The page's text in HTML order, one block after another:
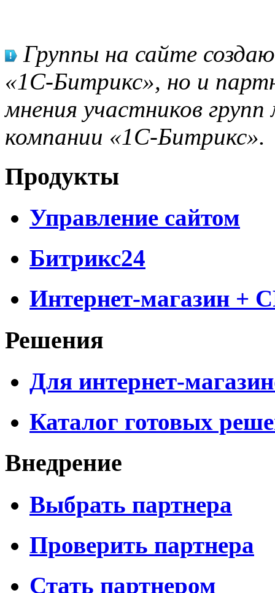
Группы на сайте
«1С-Битрикс», но и
мнения участников
компании «1С-Битрикс».
Продукты
Управление сайтом
Битрикс24
Интернет-магазин +
Решения
Для интернет-
Каталог готовых
Внедрение
Выбрать партнера
Проверить партнера
Стать партнером